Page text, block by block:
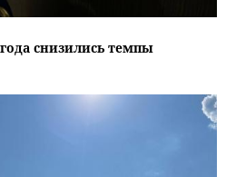
снизились темпы